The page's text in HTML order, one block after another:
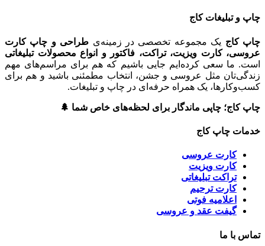
چاپ و تبلیغات کاج
چاپ کاج یک مجموعه تخصصی در زمینه‌ی طراحی و چاپ کارت
عروسی، کارت ویزیت، تراکت، فاکتور و انواع محصولات تبلیغاتی
است. ما سعی کرده‌ایم جایی باشیم که هم برای مراسم‌های مهم
زندگی‌تان مثل عروسی و جشن، انتخاب مطمئنی باشید و هم برای
کسب‌وکارها، یک همراه حرفه‌ای در چاپ و تبلیغات.
چاپ کاج؛ چاپی ماندگار برای لحظه‌های خاص شما 🌲
خدمات چاپ کاج
کارت عروسی
کارت ویزیت
تراکت تبلیغاتی
کارت ترحیم
اعلامیه فوتی
گیفت عقد و عروسی
تماس با ما